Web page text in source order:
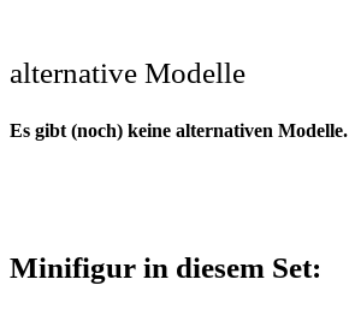
alternative Modelle
Es gibt (noch) keine alternativen Modelle.
Minifigur in diesem Set: